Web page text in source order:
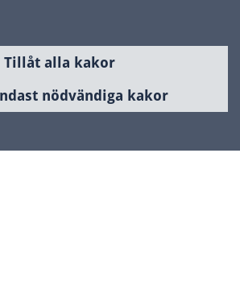
Tillåt alla kakor
nödvändiga kakor